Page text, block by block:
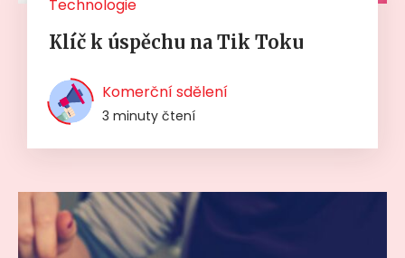
Technologie
Klíč k úspěchu na Tik Toku
Komerční sdělení
3 minuty čtení